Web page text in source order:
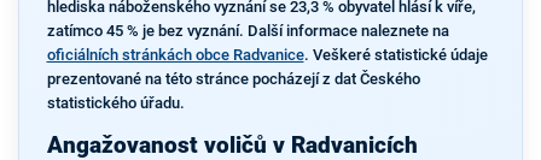
hlediska náboženského vyznání se 23,3 % obyvatel hlásí k víře,
zatímco 45 % je bez vyznání. Další informace naleznete na
oficiálních stránkách obce Radvanice. Veškeré statistické údaje
prezentované na této stránce pocházejí z dat Českého
statistického úřadu.
Angažovanost voličů v Radvanicích